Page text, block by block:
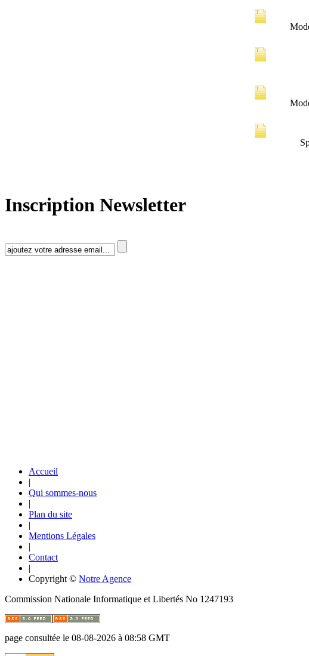
Inscription Newsletter
Accueil
|
Qui sommes-nous
|
Plan du site
|
Mentions Légales
|
Contact
|
Copyright © Notre Agence
Commission Nationale Informatique et Libertés No 1247193
page consultée le 08-08-2026 à 08:58 GMT